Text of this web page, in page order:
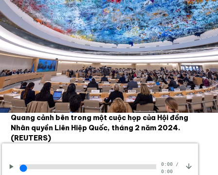
Quang cảnh bên trong một cuộc họp của Hội đồng
Nhân quyền Liên Hiệp Quốc, tháng 2 năm 2024.
(REUTERS)
0:00/
0:00